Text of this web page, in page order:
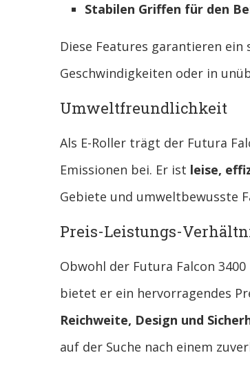
Stabilen Griffen für den
Diese Features garantieren
Geschwindigkeiten oder in
Umweltfreundlichkeit
Als E-Roller trägt der Futura
Emissionen bei. Er ist leise,
Gebiete und umweltbewusste
Preis-Leistungs-
Obwohl der Futura Falcon
bietet er ein hervorragendes
Reichweite, Design und
auf der Suche nach einem